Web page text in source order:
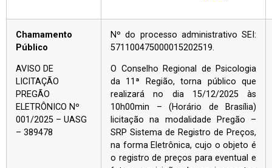
Chamamento
Público
AVISO DE
LICITAÇÃO
PREGÃO
ELETRÔNICO Nº
001/2025 – UASG
– 389478
Nº do processo administrativo SEI:
571100475000015202519.
O Conselho Regional de Psicologia
da 11ª Região, torna público que
realizará no dia 15/12/2025 às
10h00min – (Horário de Brasília)
licitação na modalidade Pregão –
SRP Sistema de Registro de Preços,
na forma Eletrônica, cujo o objeto é
o registro de preços para eventual e